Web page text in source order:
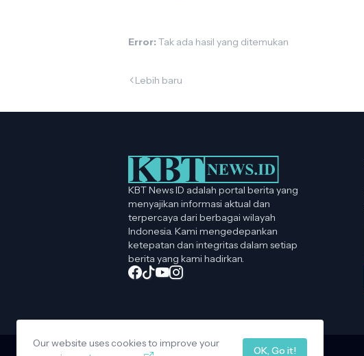
Error: Tak ada hasil yang ditemukan
Lebih baru
KBT News ID adalah portal berita yang
menyajikan informasi aktual dan
terpercaya dari berbagai wilayah
Indonesia. Kami mengedepankan
ketepatan dan integritas dalam setiap
berita yang kami hadirkan.
Our website uses cookies to improve your
OK, Go it!